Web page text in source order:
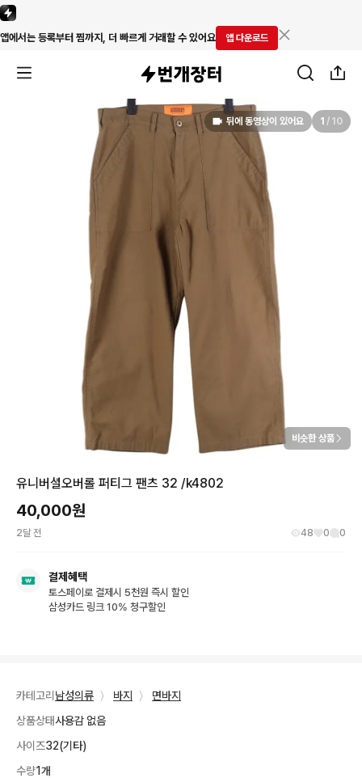
앱에서는 등록부터 찜까지, 더 빠르게 거래할 수 있어요 앱 다운로드
뒤에 동영상이 있어요 1 / 10
비슷한 상품
유니버셜오버롤 퍼티그 팬츠 32 /k4802
40,000원
2달 전 48 0 0
결제혜택
토스페이로 결제시 5천원 즉시 할인
삼성카드 링크 10% 청구할인
카테고리 남성의류 〉 바지 〉
면바지
상품상태사용감 없음
사이즈32(기타)
수량1개